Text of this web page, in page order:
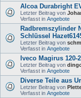
Alcoa Durabright
Letzter Beitrag von
Verfasst in Angebote
Radbremszylinder
Schlüssel
Letzter Beitrag von
Verfasst in Angebote
Iveco Magirus 120-
Letzter Beitrag von
Verfasst in Angebote
Diverse Teile aus
Letzter Beitrag von
Verfasst in Angebote